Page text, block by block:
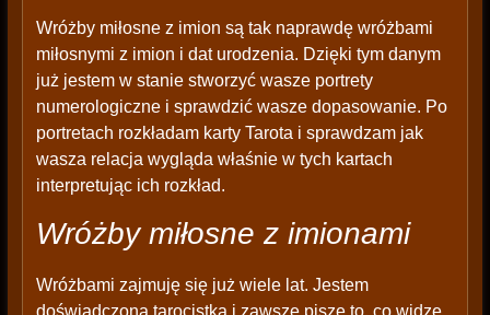
Wróżby miłosne z imion są tak naprawdę wróżbami
miłosnymi z imion i dat urodzenia. Dzięki tym danym
już jestem w stanie stworzyć wasze portrety
numerologiczne i sprawdzić wasze dopasowanie. Po
portretach rozkładam karty Tarota i sprawdzam jak
wasza relacja wygląda właśnie w tych kartach
interpretując ich rozkład.
Wróżby miłosne z imionami
Wróżbami zajmuję się już wiele lat. Jestem
doświadczoną tarocistką i zawsze piszę to, co widzę